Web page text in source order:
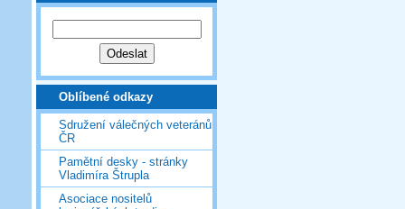
Oblíbené odkazy
Sdružení válečných veteránů
ČR
Pamětní desky - stránky
Vladimíra Štrupla
Asociace nositelů